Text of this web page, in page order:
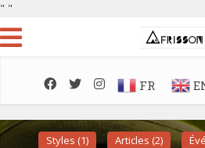
" "
FR
Styles (1) Articles (2)